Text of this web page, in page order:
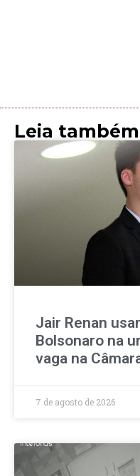
Leia também
Jair Renan
Bolsonaro na
vaga na
7 de agosto de 2026